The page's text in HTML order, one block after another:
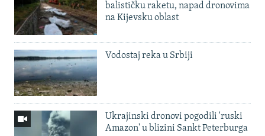
balističku raketu, napad dronovima
na Kijevsku oblast
Vodostaj reka u Srbiji
Ukrajinski dronovi pogodili 'ruski
Amazon' u blizini Sankt Peterburga